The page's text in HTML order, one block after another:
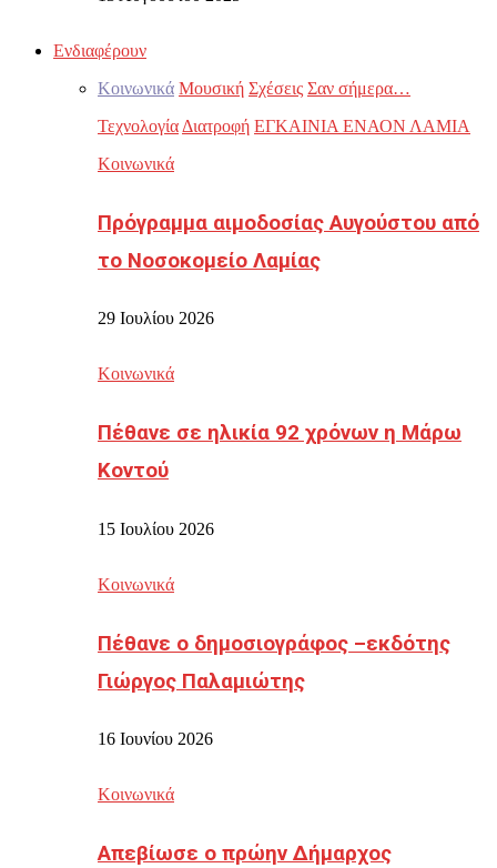
Ενδιαφέρουν
Κοινωνικά Μουσική Σχέσεις Σαν σήμερα…
Τεχνολογία Διατροφή ΕΓΚΑΙΝΙΑ ΕΝΑΟΝ ΛΑΜΙΑ
Κοινωνικά
Πρόγραμμα αιμοδοσίας Αυγούστου από
το Νοσοκομείο Λαμίας
29 Ιουλίου 2026
Κοινωνικά
Πέθανε σε ηλικία 92 χρόνων η Μάρω
Κοντού
15 Ιουλίου 2026
Κοινωνικά
Πέθανε ο δημοσιογράφος –εκδότης
Γιώργος Παλαμιώτης
16 Ιουνίου 2026
Κοινωνικά
Απεβίωσε ο πρώην Δήμαρχος